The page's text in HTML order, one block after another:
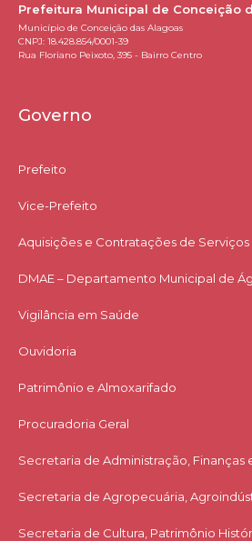
Prefeitura Municipal de Conceição
Município de Conceição das Alagoas
CNPJ: 18.428.854/0001-39
Rua Floriano Peixoto, 395 - Bairro Centro
Governo
Prefeito
Vice-Prefeito
Aquisições e Contratações de Serviços​
DMAE – Departamento Municipal de
Vigilância em Saúde
Ouvidoria
Patrimônio e Almoxarifado
Procuradoria Geral
Secretaria de Administração, Finanças
Secretaria de Agropecuária,
Secretaria de Cultura, Patrimônio